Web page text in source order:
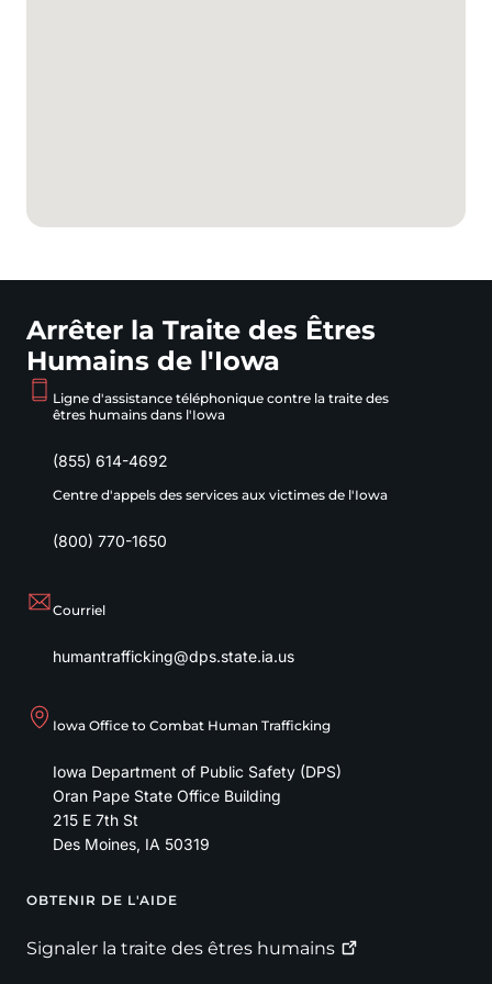
Arrêter la Traite des Êtres
Humains de l'Iowa
Ligne d'assistance téléphonique contre la traite des
êtres humains dans l'Iowa
(855) 614-4692
Centre d'appels des services aux victimes de l'Iowa
(800) 770-1650
Courriel
humantrafficking@dps.state.ia.us
Iowa Office to Combat Human Trafficking
Iowa Department of Public Safety (DPS)
Oran Pape State Office Building
215 E 7th St
Des Moines, IA 50319
Footer
OBTENIR DE L'AIDE
Signaler la traite des êtres humains